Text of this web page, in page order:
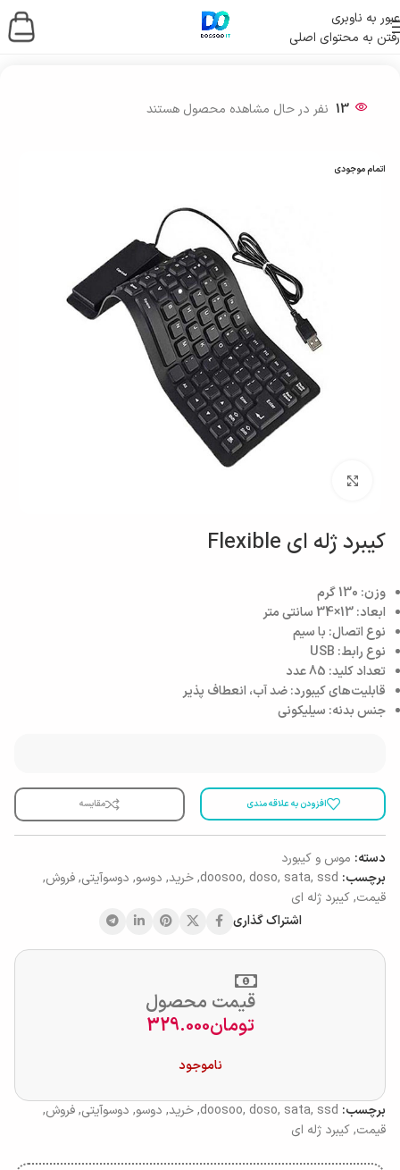
عبور به ناوبری
رفتن به محتوای اصلی
خانه/ لوازم جانبی کامپیوتر
13 نفر در حال مشاهده محصول هستند
اتمام موجودی
کیبرد ژله ای Flexible
وزن: 130 گرم
ابعاد: 13×34 سانتی متر
نوع اتصال: با سیم
نوع رابط: USB
تعداد کلید: 85 عدد
قابلیت‌های کیبورد: ضد آب، انعطاف پذیر
جنس بدنه: سیلیکونی
افزودن به علاقه مندی مقایسه
دسته: موس و کیبورد
برچسب:
doosoo, doso, sata, ssd
,خرید, دوسو, دوسوآیتی,فروش,
قیمت,کیبرد ژله ای
اشتراک گذاری
قیمت محصول
تومان329.000
ناموجود
برچسب: doosoo, doso, sata, ssd
,خرید, دوسو, دوسوآیتی,فروش,
قیمت,کیبرد ژله ای